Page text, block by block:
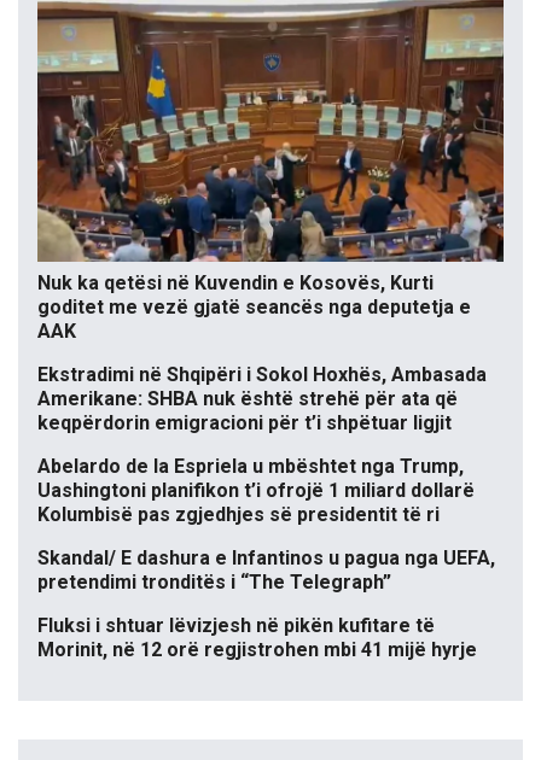
Nuk ka qetësi në Kuvendin e Kosovës, Kurti
goditet me vezë gjatë seancës nga deputetja e
AAK
Ekstradimi në Shqipëri i Sokol Hoxhës, Ambasada
Amerikane: SHBA nuk është strehë për ata që
keqpërdorin emigracioni për t’i shpëtuar ligjit
Abelardo de la Espriela u mbështet nga Trump,
Uashingtoni planifikon t’i ofrojë 1 miliard dollarë
Kolumbisë pas zgjedhjes së presidentit të ri
Skandal/ E dashura e Infantinos u pagua nga UEFA,
pretendimi tronditës i “The Telegraph”
Fluksi i shtuar lëvizjesh në pikën kufitare të
Morinit, në 12 orë regjistrohen mbi 41 mijë hyrje